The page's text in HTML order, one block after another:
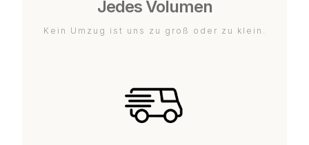
Jedes Volumen
Kein Umzug ist uns zu groß oder zu klein.